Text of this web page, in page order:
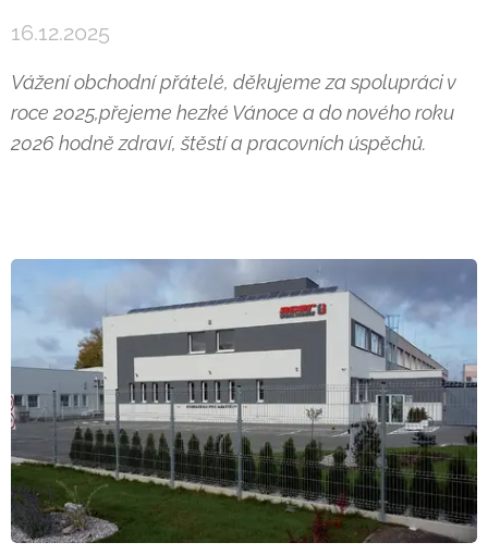
16.12.2025
Vážení obchodní přátelé, děkujeme za spolupráci v
roce 2025,přejeme hezké Vánoce a do nového roku
2026 hodně zdraví, štěstí a pracovních úspěchů.